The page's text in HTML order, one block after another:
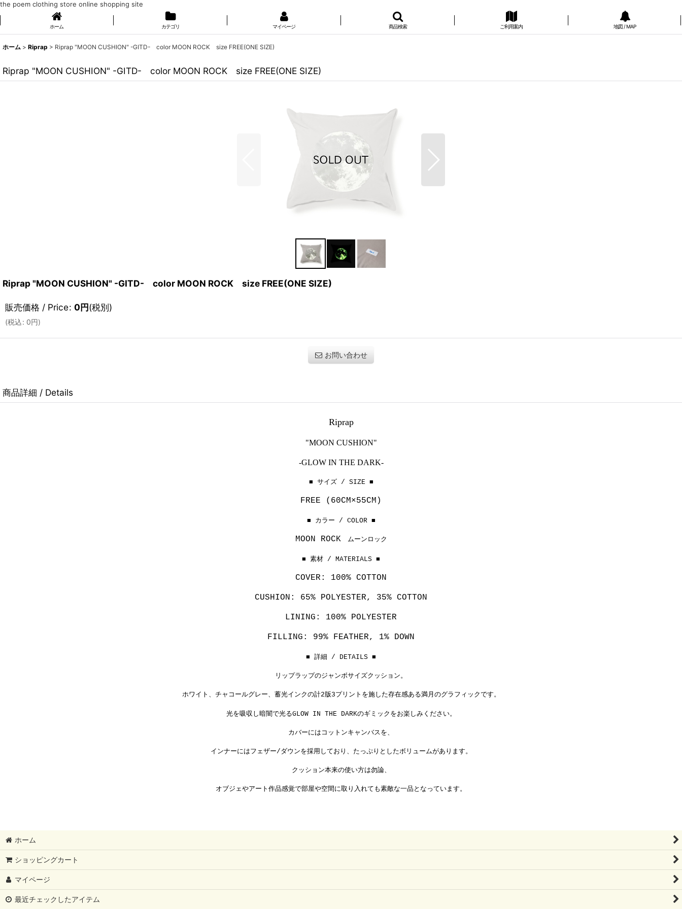
the poem clothing store online shopping site
ホーム カテゴリ マイページ 商品検索 ご利用案内 地図 / MAP
ホーム > Riprap > Riprap "MOON CUSHION" -GITD- color MOON ROCK size FREE(ONE SIZE)
Riprap "MOON CUSHION" -GITD- color MOON ROCK size FREE(ONE SIZE)
Riprap "MOON CUSHION" -GITD- color MOON ROCK size FREE(ONE SIZE)
販売価格 / Price: 0円(税別)
(税込: 0円)
お問い合わせ
商品詳細 / Details
Riprap
"MOON CUSHION"
-GLOW IN THE DARK-
■ サイズ / SIZE ■
FREE (60CM×55CM)
■ カラー / COLOR ■
MOON ROCKムーンロック
■ 素材 / MATERIALS ■
COVER: 100% COTTON
CUSHION: 65% POLYESTER, 35% COTTON
LINING: 100% POLYESTER
FILLING: 99% FEATHER, 1% DOWN
■ 詳細 / DETAILS ■
リップラップのジャンボサイズクッション。
ホワイト、チャコールグレー、蓄光インクの計2版3プリントを施した存在感ある満月のグラフィックです。
光を吸収し暗闇で光るGLOW IN THE DARKのギミックをお楽しみください。
カバーにはコットンキャンバスを、
インナーにはフェザー/ダウンを採用しており、たっぷりとしたボリュームがあります。
クッション本来の使い方は勿論、
オブジェやアート作品感覚で部屋や空間に取り入れても素敵な一品となっています。
ホーム
ショッピングカート
マイページ
最近チェックしたアイテム